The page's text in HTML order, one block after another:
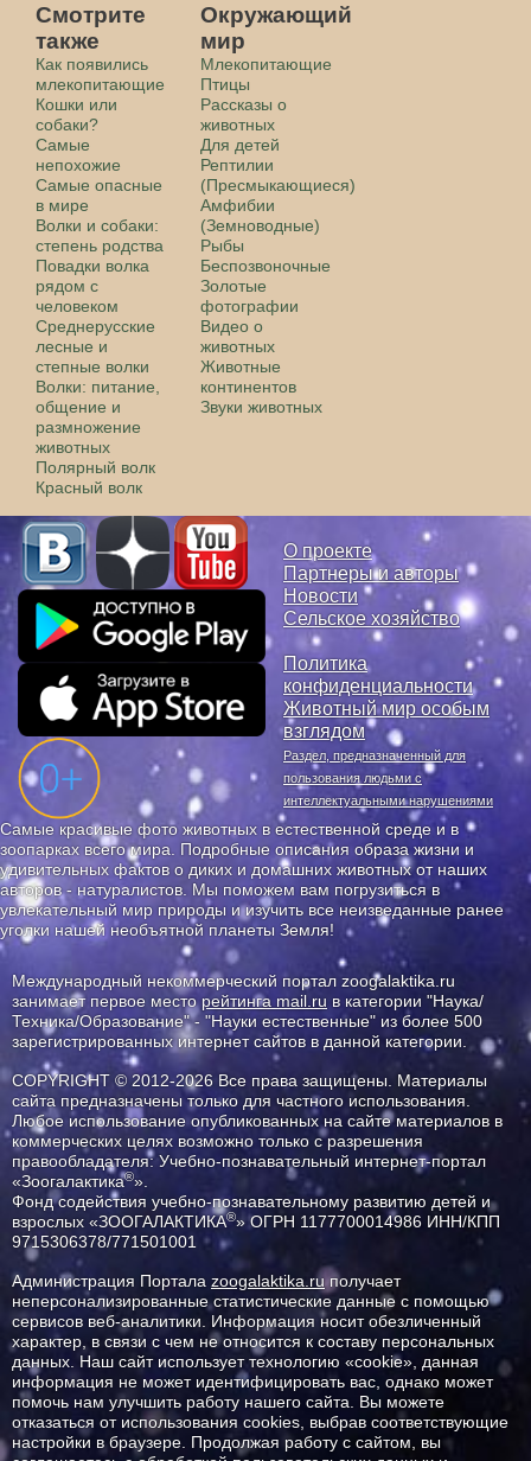
Смотрите
также
Как появились
млекопитающие
Кошки или
собаки?
Самые
непохожие
Самые опасные
в мире
Волки и собаки:
степень родства
Повадки волка
рядом с
человеком
Среднерусские
лесные и
степные волки
Волки: питание,
общение и
размножение
животных
Полярный волк
Красный волк
Окружающий
мир
Млекопитающие
Птицы
Рассказы о
животных
Для детей
Рептилии
(Пресмыкающиеся)
Амфибии
(Земноводные)
Рыбы
Беспозвоночные
Золотые
фотографии
Видео о
животных
Животные
континентов
Звуки животных
О проекте
Партнеры и авторы
Новости
Сельское хозяйство
Политика
конфиденциальности
Животный мир особым
взглядом
Раздел, предназначенный для
пользования людьми с
интеллектуальными нарушениями
Самые красивые фото животных в естественной среде и в
зоопарках всего мира. Подробные описания образа жизни и
удивительных фактов о диких и домашних животных от наших
авторов - натуралистов. Мы поможем вам погрузиться в
увлекательный мир природы и изучить все неизведанные ранее
уголки нашей необъятной планеты Земля!
Международный некоммерческий портал zoogalaktika.ru
занимает первое месторейтинга mail.ru в категории "Наука/
Техника/Образование" - "Науки естественные" из более 500
зарегистрированных интернет сайтов в данной категории.
COPYRIGHT © 2012-2026 Все права защищены. Материалы
сайта предназначены только для частного использования.
Любое использование опубликованных на сайте материалов в
коммерческих целях возможно только с разрешения
правообладателя: Учебно-познавательный интернет-портал
«Зоогалактика®».
Фонд содействия учебно-познавательному развитию детей и
взрослых «ЗООГАЛАКТИКА®» ОГРН 1177700014986 ИНН/КПП
9715306378/771501001
Администрация Портала zoogalaktika.ruполучает
неперсонализированные статистические данные с помощью
сервисов веб-аналитики. Информация носит обезличенный
характер, в связи с чем не относится к составу персональных
данных. Наш сайт использует технологию «cookie», данная
информация не может идентифицировать вас, однако может
помочь нам улучшить работу нашего сайта. Вы можете
отказаться от использования cookies, выбрав соответствующие
настройки в браузере. Продолжая работу с сайтом, вы